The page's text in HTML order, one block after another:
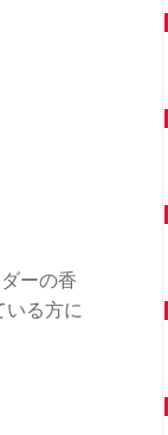
ーの香
いる方に